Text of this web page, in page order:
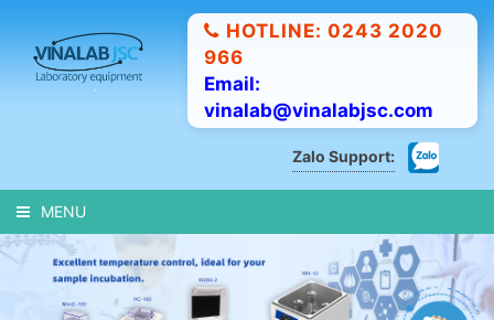
HOTLINE: 0243 2020
966
Email:
vinalab@vinalabjsc.com
Zalo Support:
MENU